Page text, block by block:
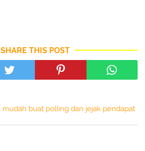
SHARE THIS POST
mudah buat polling dan jejak pendapat